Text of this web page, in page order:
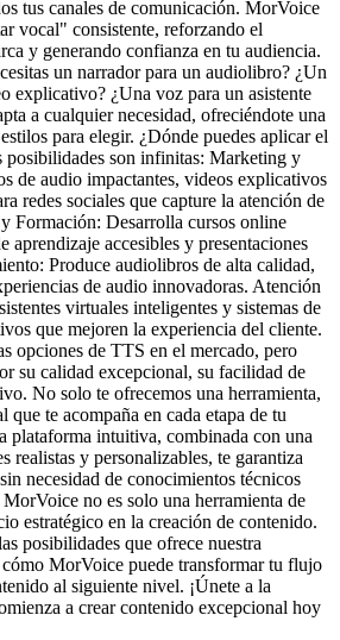
tus canales de comunicación. MorVoice
vocal" consistente, reforzando el
y generando confianza en tu audiencia.
un narrador para un audiolibro? ¿Un
explicativo? ¿Una voz para un asistente
a cualquier necesidad, ofreciéndote una
para elegir. ¿Dónde puedes aplicar el
posibilidades son infinitas: Marketing y
de audio impactantes, videos explicativos
redes sociales que capture la atención de
Formación: Desarrolla cursos online
aprendizaje accesibles y presentaciones
Produce audiolibros de alta calidad,
de audio innovadoras. Atención
virtuales inteligentes y sistemas de
que mejoren la experiencia del cliente.
opciones de TTS en el mercado, pero
su calidad excepcional, su facilidad de
No solo te ofrecemos una herramienta,
te acompaña en cada etapa de tu
plataforma intuitiva, combinada con una
realistas y personalizables, te garantiza
necesidad de conocimientos técnicos
no es solo una herramienta de
estratégico en la creación de contenido.
posibilidades que ofrece nuestra
MorVoice puede transformar tu flujo
al siguiente nivel. ¡Únete a la
a crear contenido excepcional hoy